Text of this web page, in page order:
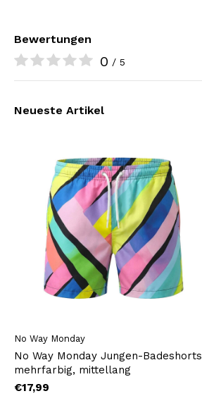
Bewertungen
0 / 5
Neueste Artikel
No Way Monday
No Way Monday Jungen-Badeshorts
mehrfarbig, mittellang
€17,99